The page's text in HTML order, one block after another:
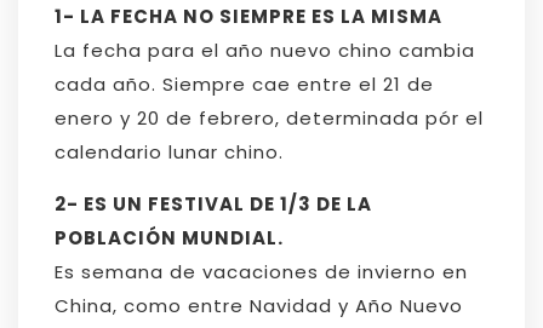
1- LA FECHA NO SIEMPRE ES LA MISMA
La fecha para el año nuevo chino cambia
cada año. Siempre cae entre el 21 de
enero y 20 de febrero, determinada pór el
calendario lunar chino.
2- ES UN FESTIVAL DE 1/3 DE LA
POBLACIÓN MUNDIAL.
Es semana de vacaciones de invierno en
China, como entre Navidad y Año Nuevo